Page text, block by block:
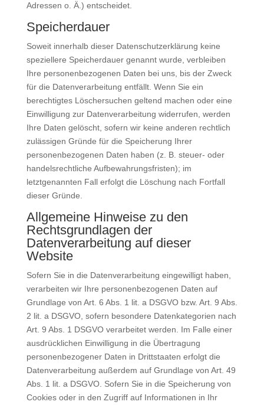
Adressen o. Ä.) entscheidet.
Speicherdauer
Soweit innerhalb dieser Datenschutzerklärung keine
speziellere Speicherdauer genannt wurde, verbleiben
Ihre personenbezogenen Daten bei uns, bis der Zweck
für die Datenverarbeitung entfällt. Wenn Sie ein
berechtigtes Löschersuchen geltend machen oder eine
Einwilligung zur Datenverarbeitung widerrufen, werden
Ihre Daten gelöscht, sofern wir keine anderen rechtlich
zulässigen Gründe für die Speicherung Ihrer
personenbezogenen Daten haben (z. B. steuer- oder
handelsrechtliche Aufbewahrungsfristen); im
letztgenannten Fall erfolgt die Löschung nach Fortfall
dieser Gründe.
Allgemeine Hinweise zu den
Rechtsgrundlagen der
Datenverarbeitung auf dieser
Website
Sofern Sie in die Datenverarbeitung eingewilligt haben,
verarbeiten wir Ihre personenbezogenen Daten auf
Grundlage von Art. 6 Abs. 1 lit. a DSGVO bzw. Art. 9 Abs.
2 lit. a DSGVO, sofern besondere Datenkategorien nach
Art. 9 Abs. 1 DSGVO verarbeitet werden. Im Falle einer
ausdrücklichen Einwilligung in die Übertragung
personenbezogener Daten in Drittstaaten erfolgt die
Datenverarbeitung außerdem auf Grundlage von Art. 49
Abs. 1 lit. a DSGVO. Sofern Sie in die Speicherung von
Cookies oder in den Zugriff auf Informationen in Ihr